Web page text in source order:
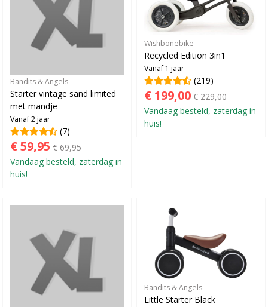
Bandits & Angels
Starter vintage sand limited
met mandje
Vanaf 2 jaar
(7)
€ 59,95 € 69,95
Vandaag besteld, zaterdag in
huis!
Wishbonebike
Recycled Edition 3in1
Vanaf 1 jaar
(219)
€ 199,00 € 229,00
Vandaag besteld, zaterdag in
huis!
Bandits & Angels
Little Starter Black